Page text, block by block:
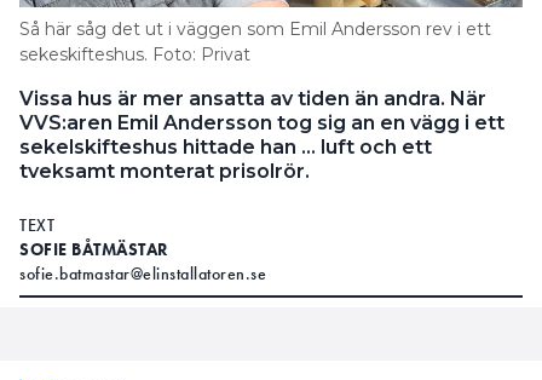
Så här såg det ut i väggen som Emil Andersson rev i ett
sekeskifteshus. Foto: Privat
Vissa hus är mer ansatta av tiden än andra. När
VVS:aren Emil Andersson tog sig an en vägg i ett
sekelskifteshus hittade han … luft och ett
tveksamt monterat prisolrör.
TEXT
SOFIE BÅTMÄSTAR
sofie.batmastar@elinstallatoren.se